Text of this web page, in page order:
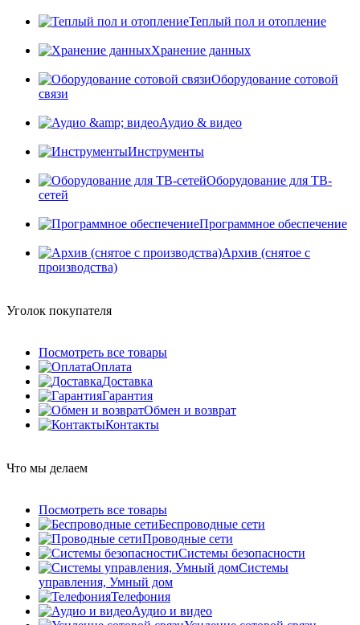
Теплый пол и отопление
Хранение данных
Оборудование сотовой
связи
Аудио & видео
Инструменты
Оборудование для ТВ-
сетей
Программное обеспечение
Архив (снятое с
производства)
Уголок покупателя
Посмотреть все товары
Оплата
Доставка
Гарантия
Обмен и возврат
Контакты
Что мы делаем
Посмотреть все товары
Беспроводные сети
Проводные сети
Системы безопасности
Системы
управления, Умный дом
Телефония
Аудио и видео